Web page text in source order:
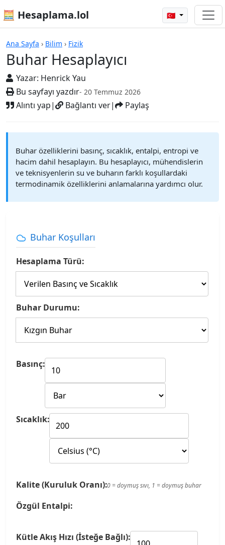
🧮 Hesaplama.lol 🇹🇷
Ana Sayfa › Bilim › Fizik
Buhar Hesaplayıcı
Yazar: Henrick Yau
Bu sayfayı yazdır- 20 Temmuz 2026
Alıntı yap| Bağlantı ver| Paylaş
Hesap Makineleri
Buhar özelliklerini basınç, sıcaklık, entalpi, entropi ve
hacim dahil hesaplayın. Bu hesaplayıcı, mühendislerin
ve teknisyenlerin su ve buharın farklı koşullardaki
termodinamik özelliklerini anlamalarına yardımcı olur.
Buhar Koşulları
Hesaplama Türü:
Buhar Durumu:
Basınç:
Sıcaklık:
Kalite (Kuruluk Oranı):0 = doymuş sıvı, 1 = doymuş buhar
Özgül Entalpi:
Kütle Akış Hızı (İsteğe Bağlı):